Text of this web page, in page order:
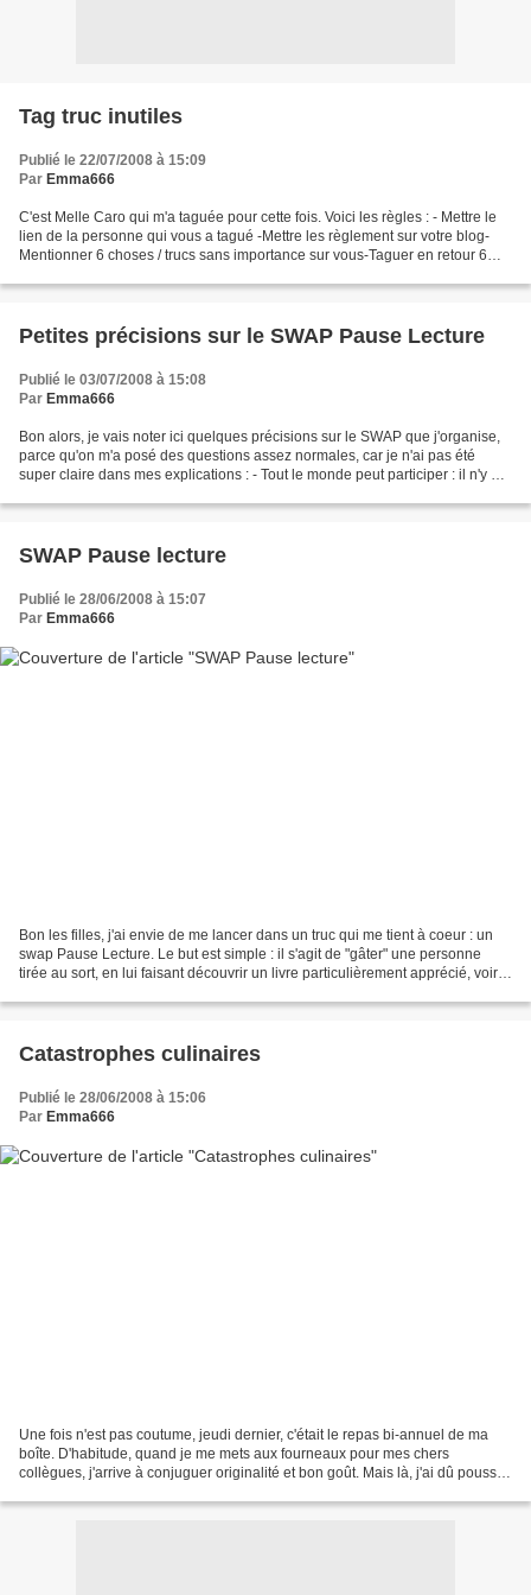
Tag truc inutiles
Publié le 22/07/2008 à 15:09
Par Emma666
C'est Melle Caro qui m'a taguée pour cette fois. Voici les règles : - Mettre le
lien de la personne qui vous a tagué -Mettre les règlement sur votre blog-
Mentionner 6 choses / trucs sans importance sur vous-Taguer en retour 6
Petites précisions sur le SWAP Pause Lecture
Publié le 03/07/2008 à 15:08
Par Emma666
Bon alors, je vais noter ici quelques précisions sur le SWAP que j'organise,
parce qu'on m'a posé des questions assez normales, car je n'ai pas été
super claire dans mes explications : - Tout le monde peut participer : il n'y a
SWAP Pause lecture
Publié le 28/06/2008 à 15:07
Par Emma666
Bon les filles, j'ai envie de me lancer dans un truc qui me tient à coeur : un
swap Pause Lecture. Le but est simple : il s'agit de "gâter" une personne
tirée au sort, en lui faisant découvrir un livre particulièrement apprécié, voire
Catastrophes culinaires
Publié le 28/06/2008 à 15:06
Par Emma666
Une fois n'est pas coutume, jeudi dernier, c'était le repas bi-annuel de ma
boîte. D'habitude, quand je me mets aux fourneaux pour mes chers
collègues, j'arrive à conjuguer originalité et bon goût. Mais là, j'ai dû pousser